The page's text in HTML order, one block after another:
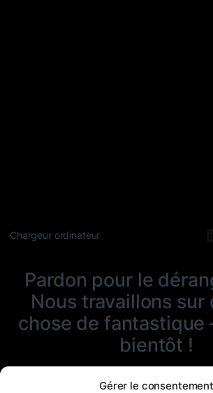
Gérer le consentement
Chargeur ordinateur
Pardon pour le
Nous travaillons sur
chose de fantastique
bientôt !